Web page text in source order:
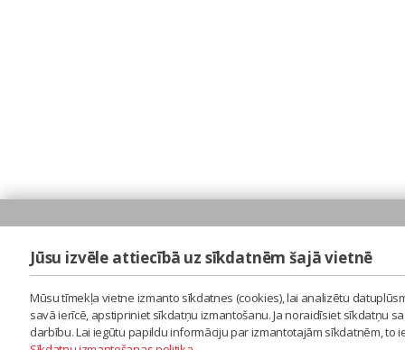
Jūsu izvēle attiecībā uz sīkdatnēm šajā vietnē
Mūsu tīmekļa vietne izmanto sīkdatnes (cookies), lai analizētu
savā ierīcē, apstipriniet sīkdatņu izmantošanu. Ja noraidīsiet sīkdatņu
darbību. Lai iegūtu papildu informāciju par izmantotajām sīkdatnēm,